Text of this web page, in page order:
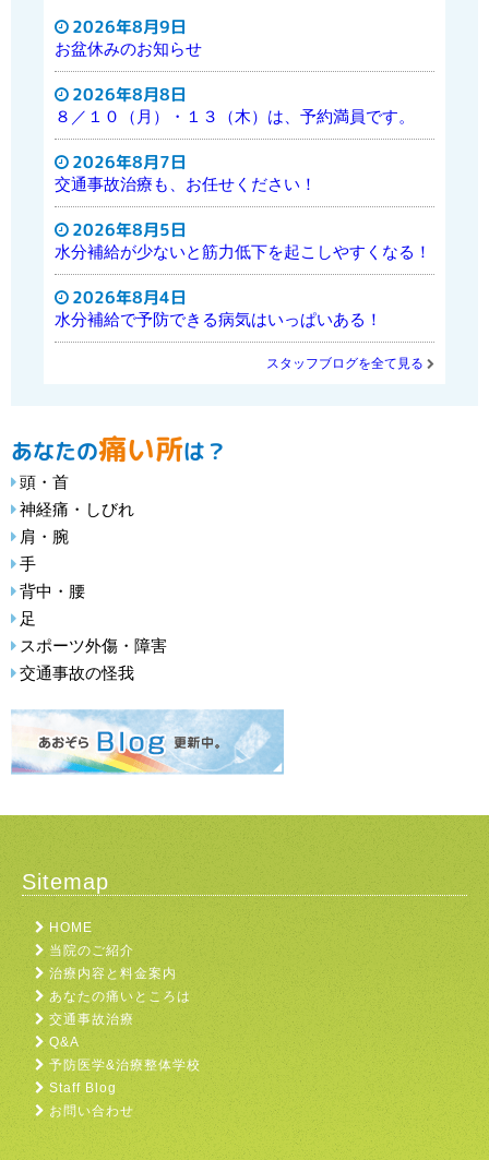
2026年8月9日
お盆休みのお知らせ
2026年8月8日
８／１０（月）・１３（木）は、予約満員です。
2026年8月7日
交通事故治療も、お任せください！
2026年8月5日
水分補給が少ないと筋力低下を起こしやすくなる！
2026年8月4日
水分補給で予防できる病気はいっぱいある！
スタッフブログを全て見る
あなたの痛い所は？
頭・首
神経痛・しびれ
肩・腕
手
背中・腰
足
スポーツ外傷・障害
交通事故の怪我
Sitemap
HOME
当院のご紹介
治療内容と料金案内
あなたの痛いところは
交通事故治療
Q&A
予防医学&治療整体学校
Staff Blog
お問い合わせ